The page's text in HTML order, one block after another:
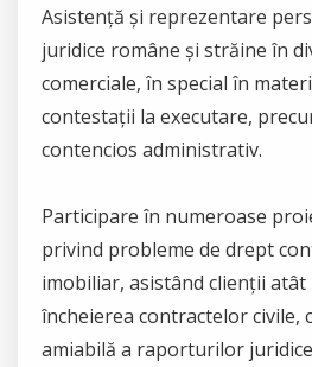
Asistență și reprezentare
juridice române și străine în
comerciale, în special în
contestații la executare,
contencios administrativ.
Participare în numeroase
privind probleme de drept
imobiliar, asistând clienții atât
încheierea contractelor civile,
amiabilă a raporturilor